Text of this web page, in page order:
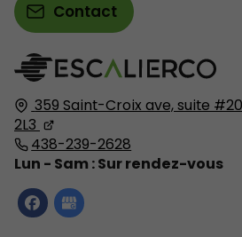
359 Saint-Croix ave, suite
2L3
438-239-2628
Lun - Sam : Sur rendez-vous
Contact